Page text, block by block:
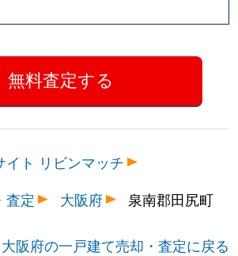
イト リビンマッチ
査定
大阪府 泉南郡田尻町
大阪府の一戸建て売却・査定に戻る